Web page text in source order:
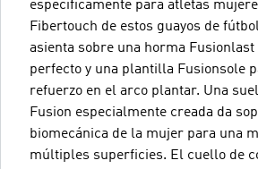
específicamente para atletas
Fibertouch de estos guayos de
asienta sobre una horma
perfecto y una plantilla Fusionsole
refuerzo en el arco plantar. Una
Fusion especialmente creada da
biomecánica de la mujer para una
múltiples superficies. El cuello de